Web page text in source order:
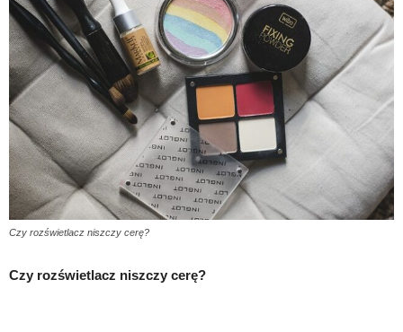
Czy rozświetlacz niszczy cerę?
Czy rozświetlacz niszczy cerę?